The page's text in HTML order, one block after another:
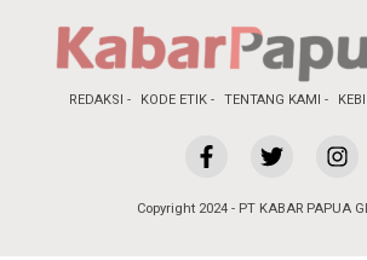
REDAKSI KODE ETIK TENTANG KAMI
Copyright 2024 - PT KABAR PAPUA